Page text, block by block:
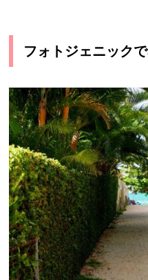
フォトジェニック